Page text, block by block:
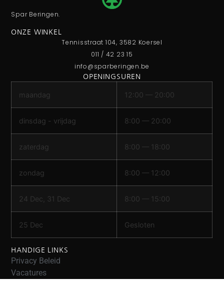
Spar Beringen.
ONZE WINKEL
Tennisstraat 104, 3582 Koersel
011 / 42 23 15
info@sparberingen.be
OPENINGSUREN
maandag 12:00 — 20:00
dinsdag - vrijdag 8:00 — 20:00
zaterdag 8:00 — 18:00
zondag 8:00 — 12:00
24 Dec, 31 Dec 8:00 — 15:00
25 Dec Gesloten
HANDIGE LINKS
Privacy Beleid
Vacatures